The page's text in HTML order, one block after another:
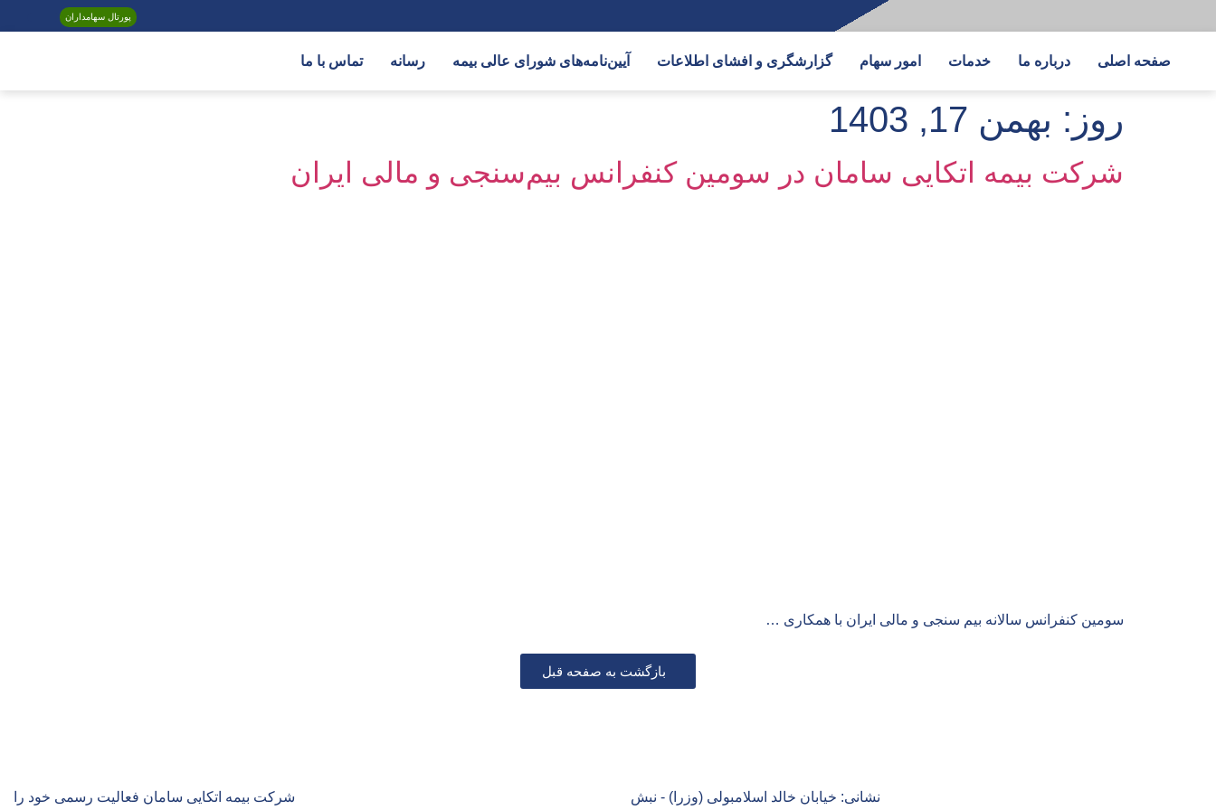
پورتال سهامداران
صفحه اصلی درباره ما خدمات امور سهام گزارشگری و افشای اطلاعات آیین‌نامه‌های شورای عالی بیمه رسانه تماس با ما
روز: بهمن 17, 1403
شرکت بیمه اتکایی سامان در سومین کنفرانس بیم‌سنجی و مالی ایران
سومین کنفرانس سالانه بیم سنجی و مالی ایران با همکاری …
بازگشت به صفحه قبل
نشانی: خیابان خالد اسلامبولی (وزرا) - نبش شرکت بیمه اتکایی سامان فعالیت رسمی خود را